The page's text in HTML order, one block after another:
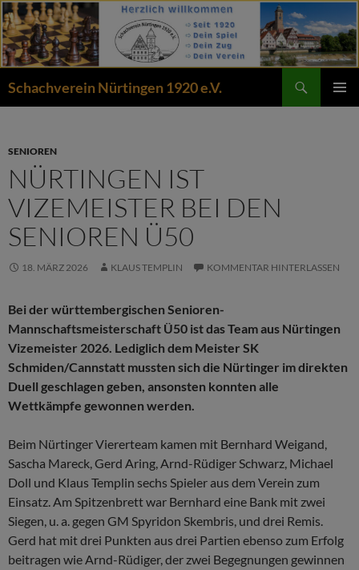
Zum
Inhalt
springen
Schachverein Nürtingen 1920 e.V.
SENIOREN
NÜRTINGEN IST
VIZEMEISTER BEI DEN
SENIOREN Ü50
18. MÄRZ 2026 KLAUS TEMPLIN KOMMENTAR HINTERLASSEN
Bei der württembergischen Senioren-
Mannschaftsmeisterschaft Ü50 ist das Team aus Nürtingen
Vizemeister 2026. Lediglich dem Meister SK
Schmiden/Cannstatt mussten sich die Nürtinger im direkten
Duell geschlagen geben, ansonsten konnten alle
Wettkämpfe gewonnen werden.
Beim Nürtinger Viererteam kamen mit Bernhard Weigand,
Sascha Mareck, Gerd Aring, Arnd-Rüdiger Schwarz, Michael
Doll und Klaus Templin sechs Spieler aus dem Verein zum
Einsatz. Am Spitzenbrett war Bernhard eine Bank mit zwei
Siegen, u. a. gegen GM Spyridon Skembris, und drei Remis.
Gerd hat mit drei Punkten aus drei Partien ebenso zum Erfolg
beitragen wie Arnd-Rüdiger, der zwei Begegnungen gewinnen